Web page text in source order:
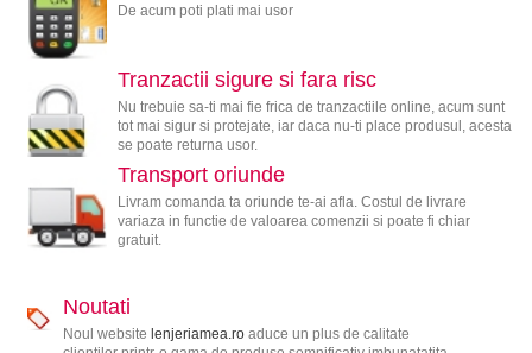
De acum poti plati mai usor
Tranzactii sigure si fara risc
Nu trebuie sa-ti mai fie frica de tranzactiile online, acum sunt
tot mai sigur si protejate, iar daca nu-ti place produsul, acesta
se poate returna usor.
Transport oriunde
Livram comanda ta oriunde te-ai afla. Costul de livrare
variaza in functie de valoarea comenzii si poate fi chiar
gratuit.
Noutati
Noul website lenjeriamea.roaduce un plus de calitate